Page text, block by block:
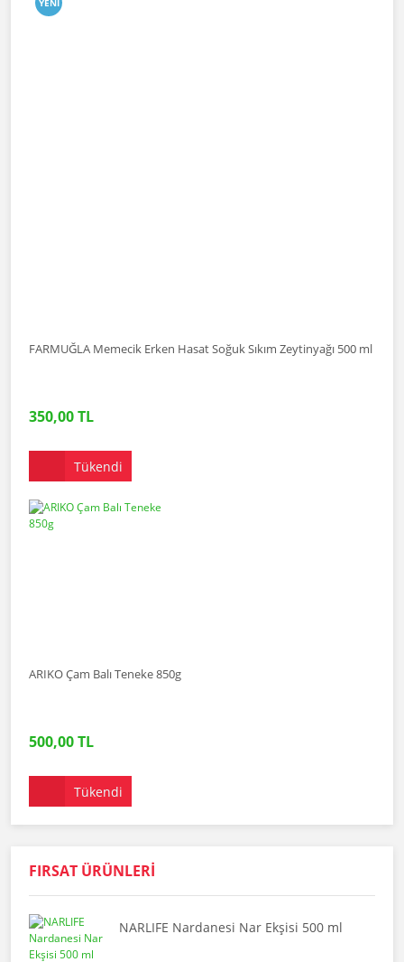
FARMUĞLA Memecik Erken Hasat Soğuk Sıkım Zeytinyağı 500 ml
350,00 TL
Tükendi
ARIKO Çam Balı Teneke 850g
500,00 TL
Tükendi
FIRSAT ÜRÜNLERİ
NARLIFE Nardanesi Nar Ekşisi 500 ml